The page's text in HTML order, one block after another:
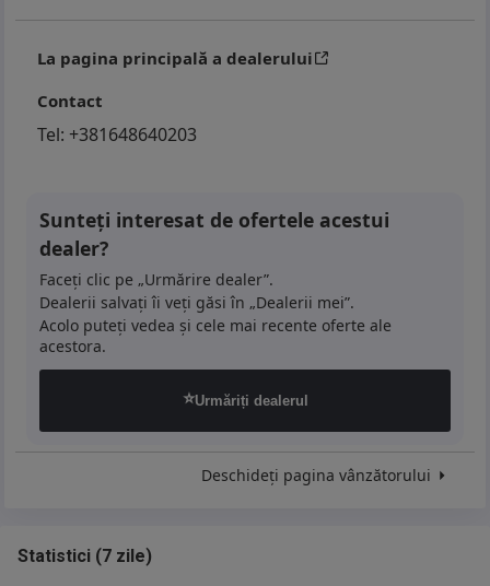
La pagina principală a dealerului
Contact
Tel: +381648640203
Sunteți interesat de ofertele acestui
dealer?
Faceți clic pe „Urmărire dealer”.
Dealerii salvați îi veți găsi în „Dealerii mei”.
Acolo puteți vedea și cele mai recente oferte ale
acestora.
⭐Urmăriți dealerul
Deschideți pagina vânzătorului
Statistici (7 zile)